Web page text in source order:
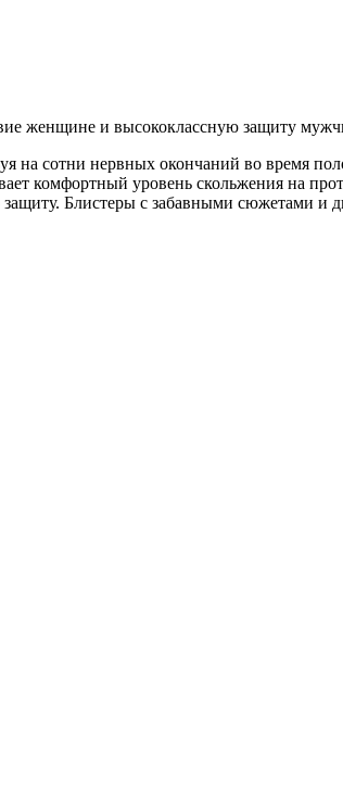
женщине и высококлассную защиту
на сотни нервных окончаний во время
комфортный уровень скольжения на
Блистеры с забавными сюжетами